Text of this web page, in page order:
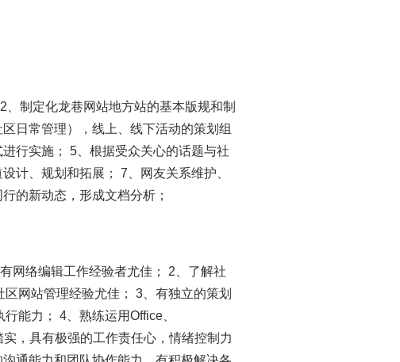
制定化龙巷网站地方站的基本版规和制
日常管理），线上、线下活动的策划组
行实施； 5、根据受众关心的话题与社
计、规划和拓展； 7、网友关系维护、
的新动态，形成文档分析；
网络编辑工作经验者尤佳； 2、了解社
网站管理经验尤佳； 3、有独立的策划
能力； 4、熟练运用Office、
，具有极强的工作责任心，情绪控制力